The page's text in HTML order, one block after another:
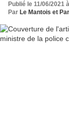
Publié le 11/06/2021
Par Le Mantois et